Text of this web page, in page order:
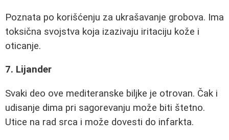
Poznata po korišćenju za ukrašavanje grobova. Ima
toksična svojstva koja izazivaju iritaciju kože i
oticanje.
7. Lijander
Svaki deo ove mediteranske biljke je otrovan. Čak i
udisanje dima pri sagorevanju može biti štetno.
Utice na rad srca i može dovesti do infarkta.